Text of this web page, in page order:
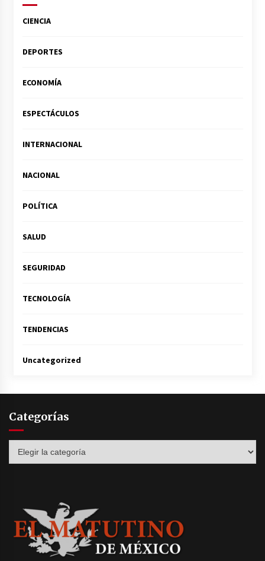
CIENCIA
DEPORTES
ECONOMÍA
ESPECTÁCULOS
INTERNACIONAL
NACIONAL
POLÍTICA
SALUD
SEGURIDAD
TECNOLOGÍA
TENDENCIAS
Uncategorized
Categorías